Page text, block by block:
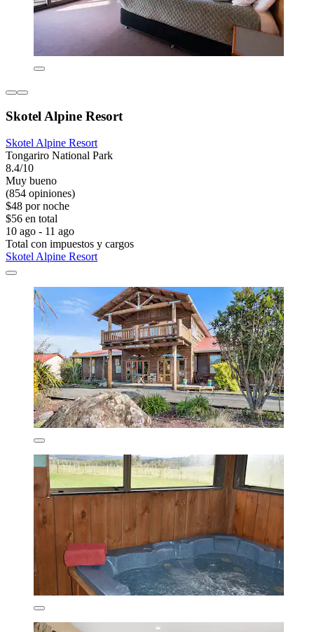
Skotel Alpine Resort
Skotel Alpine Resort
Tongariro National Park
8.4/10
Muy bueno
(854 opiniones)
$48 por noche
$56 en total
10 ago - 11 ago
Total con impuestos y cargos
Skotel Alpine Resort